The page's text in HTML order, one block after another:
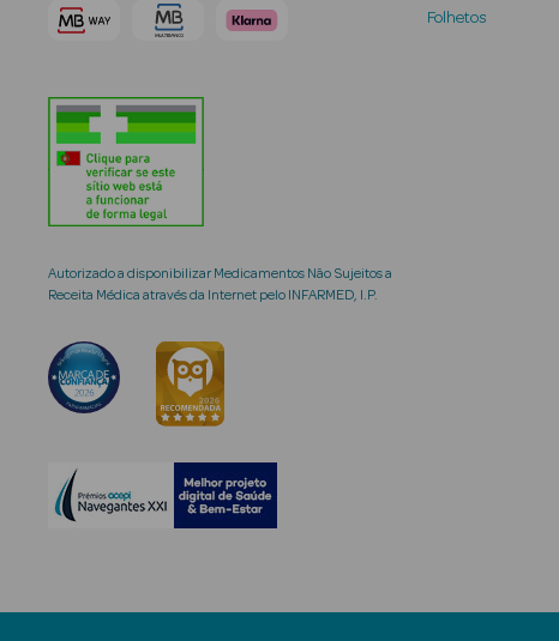
Autorizado a disponibilizar Medicamentos Não Sujeitos a
Receita Médica através da Internet pelo INFARMED, I.P.
Folhetos